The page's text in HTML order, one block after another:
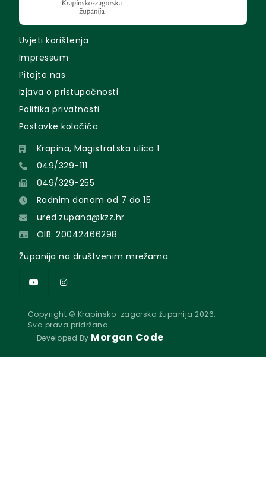
Uvjeti korištenja
Impressum
Pitajte nas
Izjava o pristupačnosti
Politika privatnosti
Postavke kolačića
Krapina, Magistratska ulica 1
049/329-111
049/329-255
Radnim danom od 7 do 15
ured.zupana@kzz.hr
OIB: 20042466298
Županija na društvenim mrežama
Copyright © Krapinsko-zagorska županija 2026.
Sva prava pridržana.
Developed By Morgan Code